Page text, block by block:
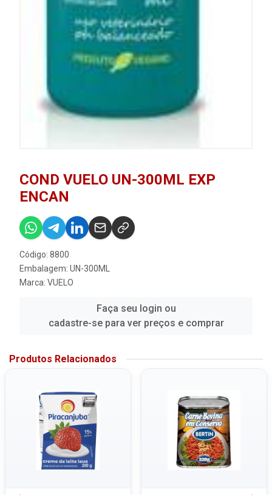
COND VUELO UN-300ML EXP
ENCAN
Código: 8800
Embalagem: UN-300ML
Marca: VUELO
Faça seu login ou
cadastre-se para ver preços e comprar
Produtos Relacionados